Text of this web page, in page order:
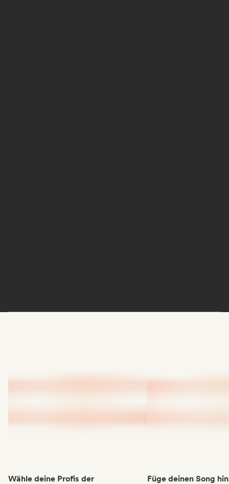
Wähle deine Profis der
Füge deinen Song